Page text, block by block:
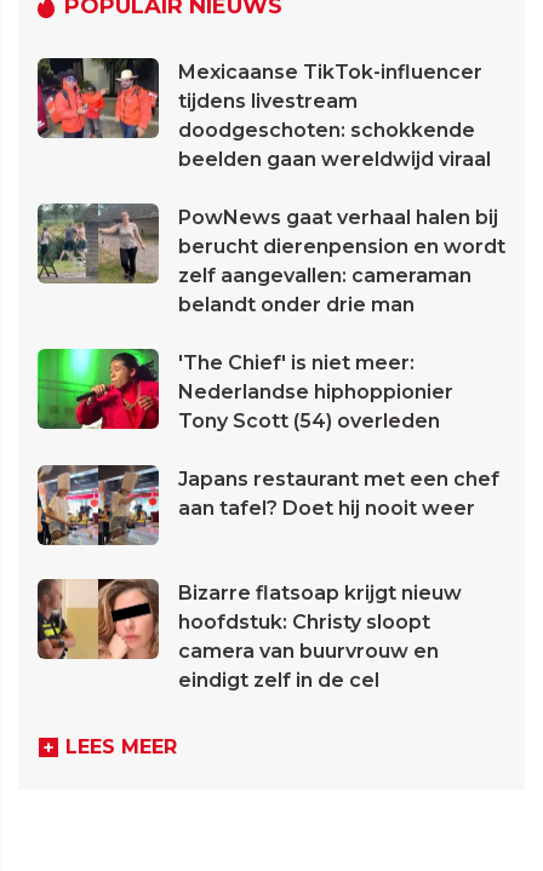
POPULAIR NIEUWS
Mexicaanse TikTok-influencer
tijdens livestream
doodgeschoten: schokkende
beelden gaan wereldwijd viraal
PowNews gaat verhaal halen bij
berucht dierenpension en wordt
zelf aangevallen: cameraman
belandt onder drie man
'The Chief' is niet meer:
Nederlandse hiphoppionier
Tony Scott (54) overleden
Japans restaurant met een chef
aan tafel? Doet hij nooit weer
Bizarre flatsoap krijgt nieuw
hoofdstuk: Christy sloopt
camera van buurvrouw en
eindigt zelf in de cel
LEES MEER